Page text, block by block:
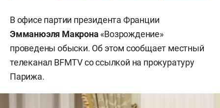
В офисе партии президента Франции
Эмманюэля Макрона «Возрождение»
проведены обыски. Об этом сообщает местный
телеканал BFMTV со ссылкой на прокуратуру
Парижа.